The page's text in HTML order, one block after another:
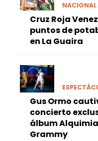
NACIONAL
Cruz Roja
puntos de
en La Guaira
Gus Ormo
concierto
álbum
Grammy